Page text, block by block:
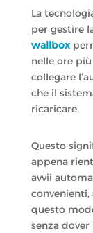
La
per gestire
wallbox
nelle ore
collegare
che il
ricaricare.
Questo
appena
avvii
questo
senza